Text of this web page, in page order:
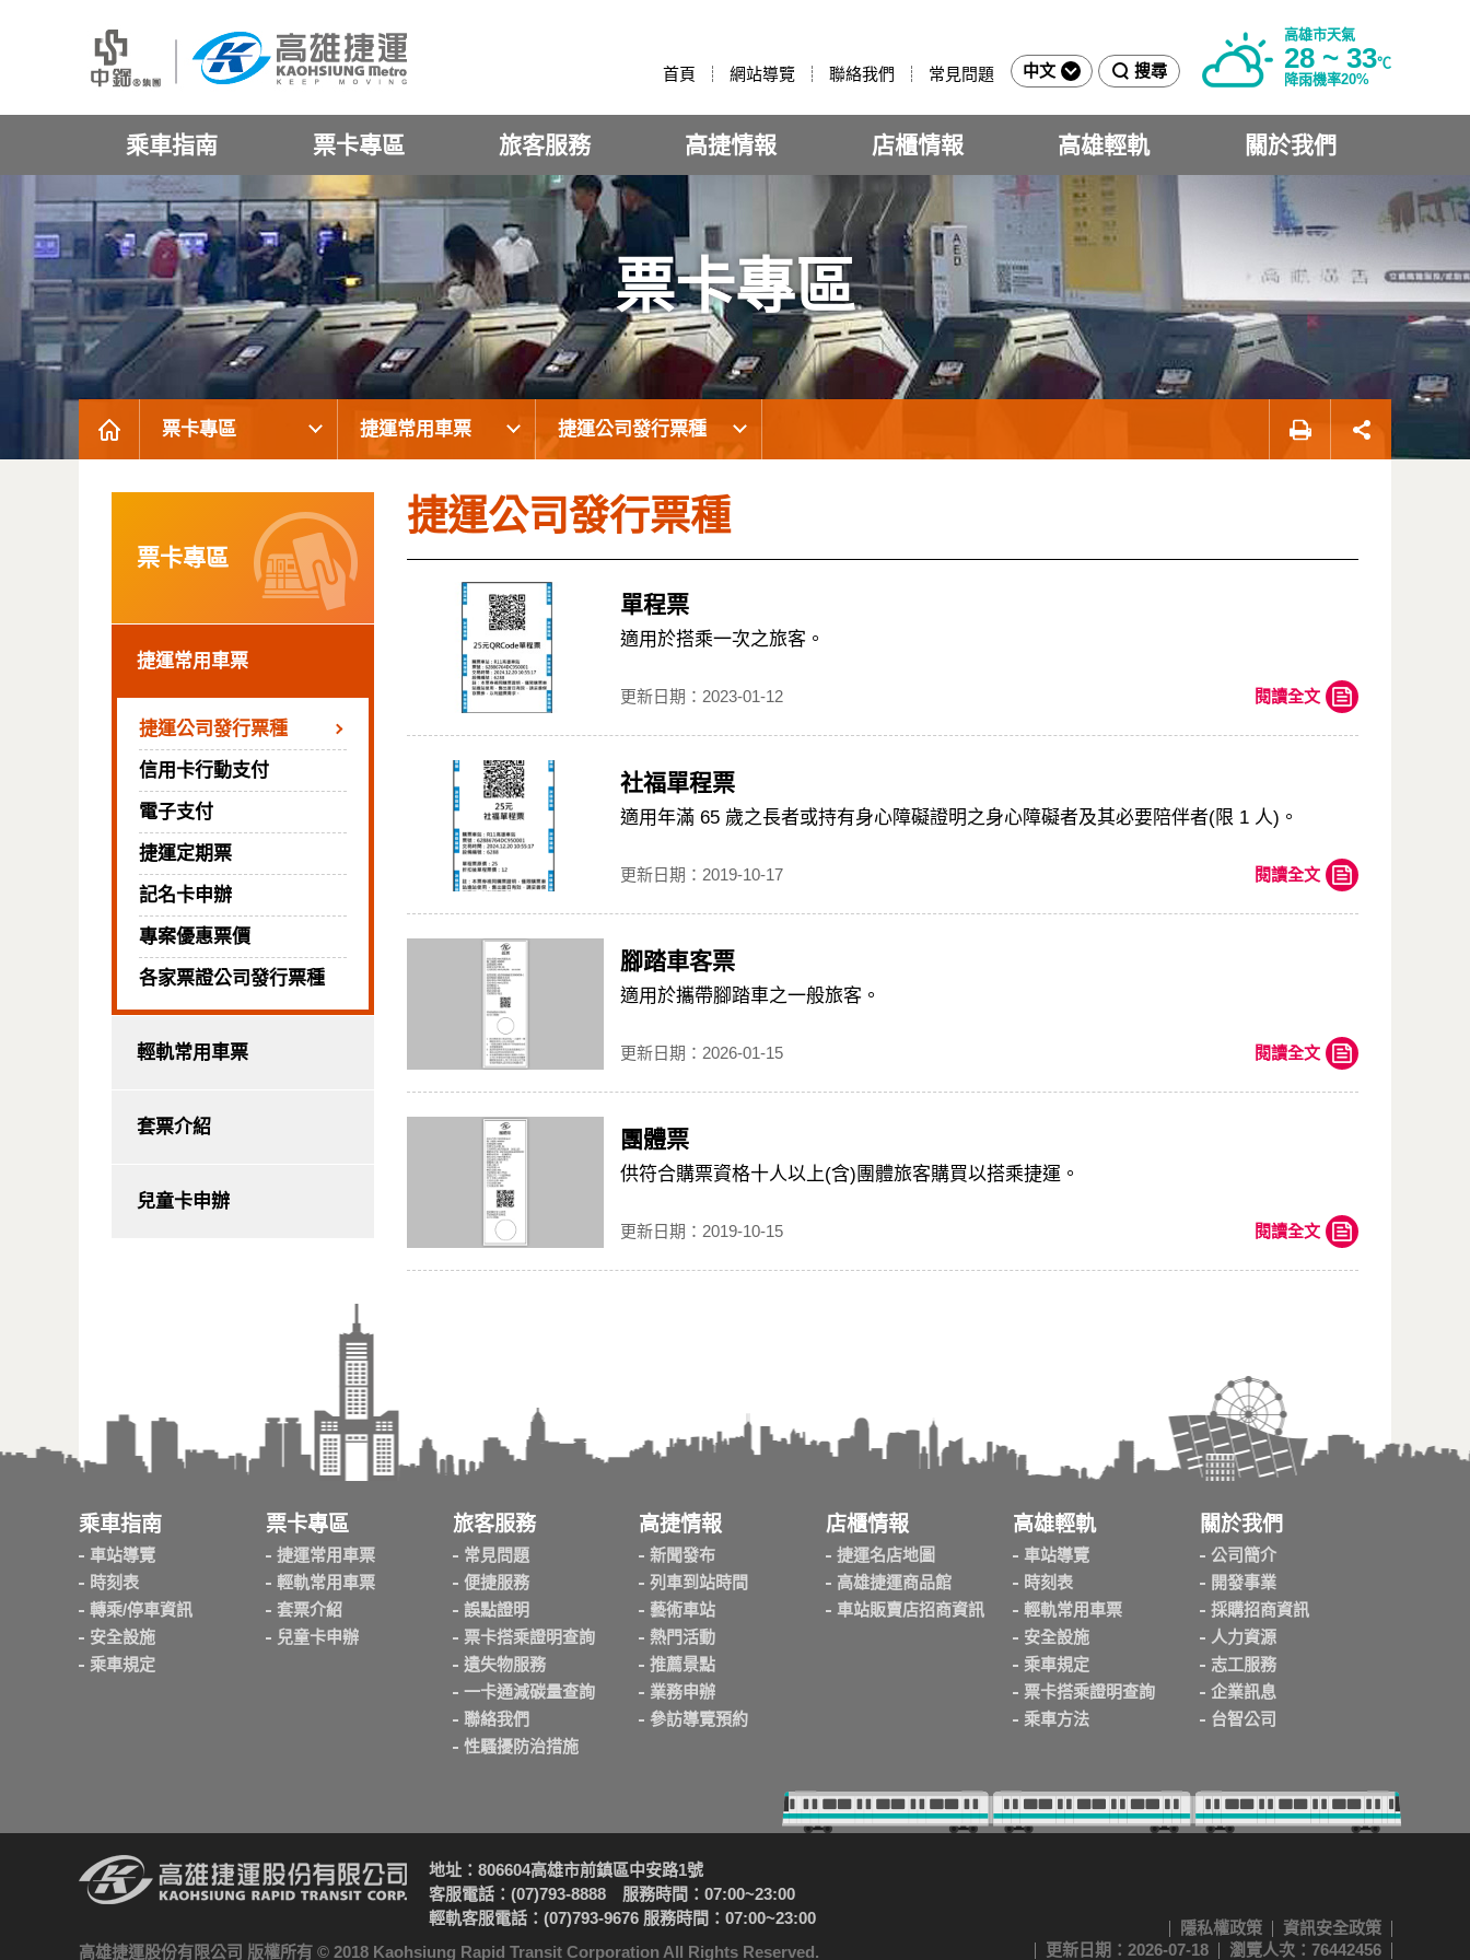
首頁 網站導覽 聯絡我們 常見問題 中文 搜尋
高雄市天氣
28 ~ 33℃
降雨機率20%
乘車指南 票卡專區 旅客服務 高捷情報 店櫃情報 高雄輕軌 關於我們
票卡專區
票卡專區 捷運常用車票 捷運公司發行票種
票卡專區
捷運常用車票
捷運公司發行票種
信用卡行動支付
電子支付
捷運定期票
記名卡申辦
專案優惠票價
各家票證公司發行票種
輕軌常用車票
套票介紹
兒童卡申辦
捷運公司發行票種
單程票
適用於搭乘一次之旅客。
更新日期：2023-01-12 閱讀全文
社福單程票
適用年滿 65 歲之長者或持有身心障礙證明之身心障礙者及其必要陪伴者(限 1 人)。
更新日期：2019-10-17 閱讀全文
腳踏車客票
適用於攜帶腳踏車之一般旅客。
更新日期：2026-01-15 閱讀全文
團體票
供符合購票資格十人以上(含)團體旅客購買以搭乘捷運。
更新日期：2019-10-15 閱讀全文
乘車指南
車站導覽
時刻表
轉乘/停車資訊
安全設施
乘車規定
票卡專區
捷運常用車票
輕軌常用車票
套票介紹
兒童卡申辦
旅客服務
常見問題
便捷服務
誤點證明
票卡搭乘證明查詢
遺失物服務
一卡通減碳量查詢
聯絡我們
性騷擾防治措施
高捷情報
新聞發布
列車到站時間
藝術車站
熱門活動
推薦景點
業務申辦
參訪導覽預約
店櫃情報
捷運名店地圖
高雄捷運商品館
車站販賣店招商資訊
高雄輕軌
車站導覽
時刻表
輕軌常用車票
安全設施
乘車規定
票卡搭乘證明查詢
乘車方法
關於我們
公司簡介
開發事業
採購招商資訊
人力資源
志工服務
企業訊息
台智公司
地址：806604高雄市前鎮區中安路1號
客服電話：(07)793-8888 服務時間：07:00~23:00
輕軌客服電話：(07)793-9676 服務時間：07:00~23:00
高雄捷運股份有限公司 版權所有 © 2018 Kaohsiung Rapid Transit Corporation All Rights Reserved.
隱私權政策
資訊安全政策
更新日期：2026-07-18
瀏覽人次：76442456